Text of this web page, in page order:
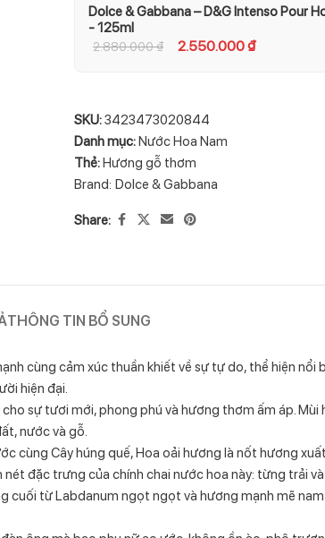
Dolce & Gabbana – D&G Intenso Pour
- 125ml
2.880.000₫ 2.550.000₫
SKU:3423473020844
Danh mục:Nước Hoa Nam
Thẻ:Hương gỗ thơm
Brand: Dolce & Gabbana
Share:
THÔNG TIN BỔ SUNG
cùng cảm xúc thuần khiết về sự tự do, thể hiện
hiện đại.
sự tươi mới, phong phú và hương thơm ấm áp.
nước và gỗ.
Cây húng quế, Hoa oải hương là nốt hương
đặc trưng của chính chai nước hoa này: từng trải và
từ Labdanum ngọt ngọt và hương mạnh mẽ